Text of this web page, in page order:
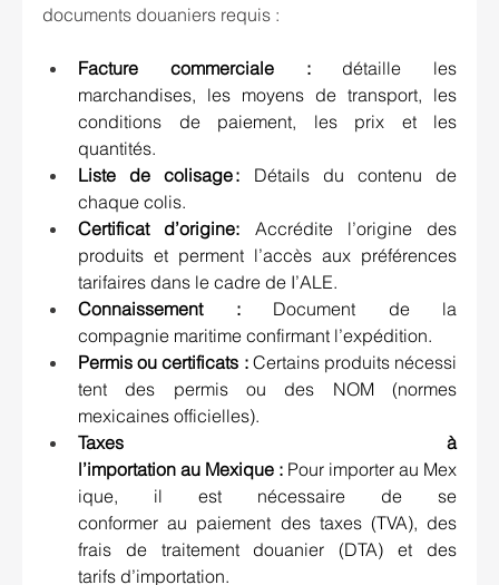
documents douaniers requis :
Facture commerciale : détaille les
marchandises, les moyens de transport, les
conditions de paiement, les prix et les
quantités.
Liste de colisage : Détails du contenu de
chaque colis.
Certificat d’origine: Accrédite l’origine des
produits et perment l’accès aux préférences
tarifaires dans le cadre de I’ALE.
Connaissement : Document de la
compagnie maritime confirmant l’expédition.
Permis ou certificats : Certains produits nécessi
tent des permis ou des NOM (normes
mexicaines officielles).
Taxes à
l’importation au Mexique : Pour importer au Mex
ique, il est nécessaire de se
conformer au paiement des taxes (TVA), des
frais de traitement douanier (DTA) et des
tarifs d’importation.